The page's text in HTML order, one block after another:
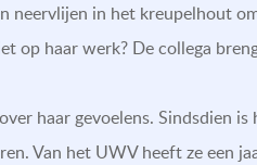
neervlijen in het kreupelhout
op haar werk? De collega
haar gevoelens. Sindsdien is
Van het UWV heeft ze een